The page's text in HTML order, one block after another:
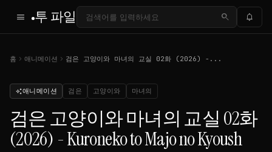
menu 투 파일 search notifications
홈 chevron_right 애니메이션 chevron_right 검은 고양이와 마녀의 교실 02화 (2026) -...
auto_awesome애니메이션 검은 고양이와 마녀의
검은 고양이와 마녀의 교실 02화
(2026) - Kuroneko to Majo no Kyoush